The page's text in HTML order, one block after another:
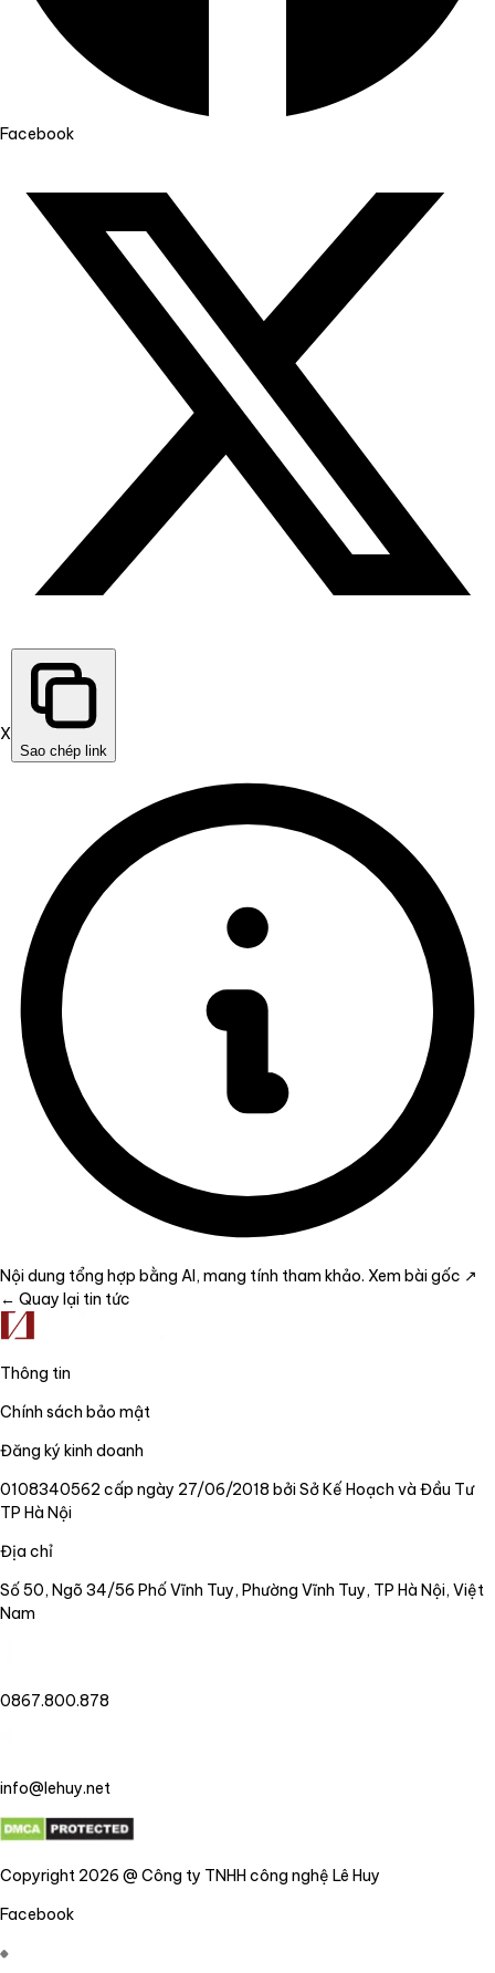
Facebook
X
Sao chép link
Nội dung tổng hợp bằng AI, mang tính tham khảo. Xem bài gốc ↗
← Quay lại tin tức
Thông tin
Chính sách bảo mật
Đăng ký kinh doanh
0108340562 cấp ngày 27/06/2018 bởi Sở Kế Hoạch và Đầu Tư
TP Hà Nội
Địa chỉ
Số 50, Ngõ 34/56 Phố Vĩnh Tuy, Phường Vĩnh Tuy, TP Hà Nội, Việt
Nam
0867.800.878
info@lehuy.net
Copyright 2026 @ Công ty TNHH công nghệ Lê Huy
Facebook